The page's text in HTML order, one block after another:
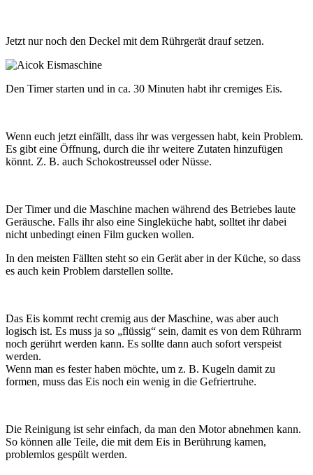
Jetzt nur noch den Deckel mit dem Rührgerät drauf setzen.
Den Timer starten und in ca. 30 Minuten habt ihr cremiges Eis.
Wenn euch jetzt einfällt, dass ihr was vergessen habt, kein Problem.
Es gibt eine Öffnung, durch die ihr weitere Zutaten hinzufügen
könnt. Z. B. auch Schokostreussel oder Nüsse.
Der Timer und die Maschine machen während des Betriebes laute
Geräusche. Falls ihr also eine Singleküche habt, solltet ihr dabei
nicht unbedingt einen Film gucken wollen.
In den meisten Fällten steht so ein Gerät aber in der Küche, so dass
es auch kein Problem darstellen sollte.
Das Eis kommt recht cremig aus der Maschine, was aber auch
logisch ist. Es muss ja so „flüssig“ sein, damit es von dem Rührarm
noch gerührt werden kann. Es sollte dann auch sofort verspeist
werden.
Wenn man es fester haben möchte, um z. B. Kugeln damit zu
formen, muss das Eis noch ein wenig in die Gefriertruhe.
Die Reinigung ist sehr einfach, da man den Motor abnehmen kann.
So können alle Teile, die mit dem Eis in Berührung kamen,
problemlos gespült werden.